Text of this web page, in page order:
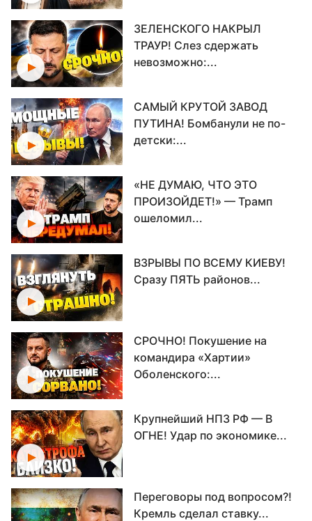
ЗЕЛЕНСКОГО НАКРЫЛ
ТРАУР! Слез сдержать
невозможно:...
САМЫЙ КРУТОЙ ЗАВОД
ПУТИНА! Бомбанули не по-
детски:...
«НЕ ДУМАЮ, ЧТО ЭТО
ПРОИЗОЙДЕТ!» — Трамп
ошеломил...
ВЗРЫВЫ ПО ВСЕМУ КИЕВУ!
Сразу ПЯТЬ районов...
СРОЧНО! Покушение на
командира «Хартии»
Оболенского:...
Крупнейший НПЗ РФ — В
ОГНЕ! Удар по экономике...
Переговоры под вопросом?!
Кремль сделал ставку...